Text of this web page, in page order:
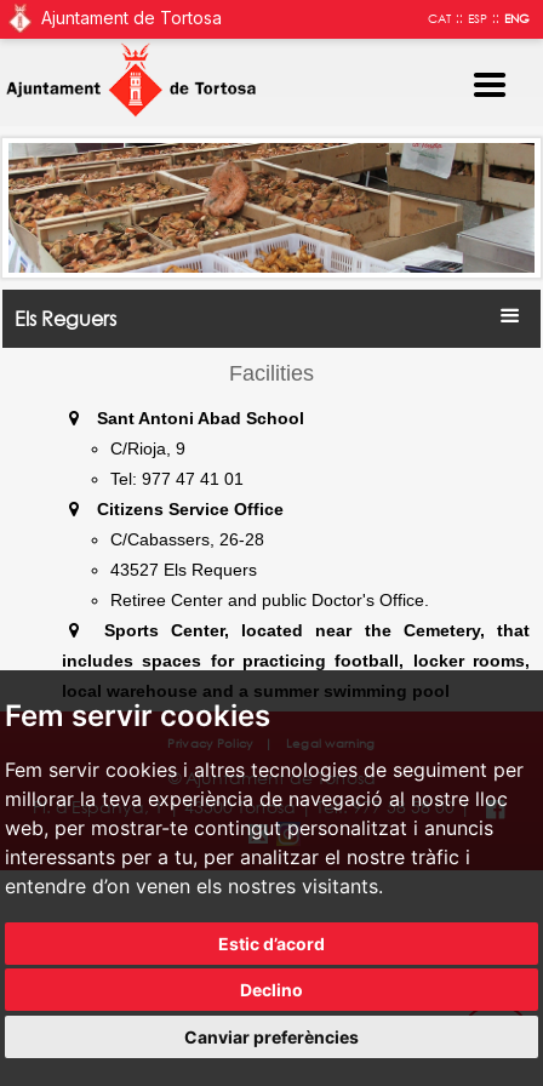
Fem servir cookies
Fem servir cookies i altres tecnologies de seguiment per
millorar la teva experiència de navegació al nostre lloc
web, per mostrar-te contingut personalitzat i anuncis
interessants per a tu, per analitzar el nostre tràfic i
entendre d’on venen els nostres visitants.
Estic d’acord
Declino
Canviar preferències
Ajuntament de Tortosa CAT::ESP ::ENG
Els Reguers
Facilities
Sant Antoni Abad School
C/Rioja, 9
Tel: 977 47 41 01
Citizens Service Office
C/Cabassers, 26-28
43527 Els Requers
Retiree Center and public Doctor's Office.
Sports Center, located near the Cemetery, that
includes spaces for practicing football, locker rooms,
local warehouse and a summer swimming pool
Privacy Policy | Legal warning
© Ajuntament de Tortosa
Pl. d'Espanya, 1 | 43500 Tortosa | Telf. 977 58 58 00 |